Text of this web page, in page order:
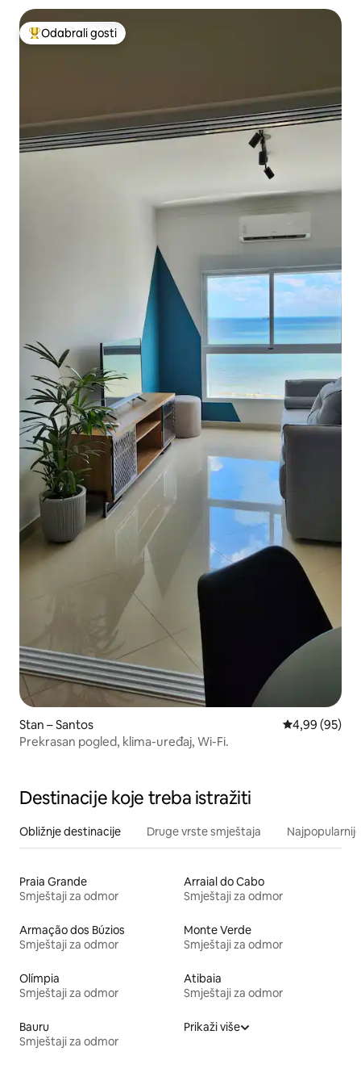
Među najviše rangiranima s oznakom „Odabrali gosti”
Odabrali gosti
Stan – Santos Prosječna
4,99 (95)
Prekrasan pogled, klima-uređaj, Wi-Fi.
Destinacije koje treba istražiti
Obližnje destinacije Druge vrste smještaja
Praia Grande
Smještaji za odmor
Arraial do Cabo
Smještaji za odmor
Armação dos Búzios
Smještaji za odmor
Monte Verde
Smještaji za odmor
Olímpia
Smještaji za odmor
Atibaia
Smještaji za odmor
Bauru
Smještaji za odmor
Prikaži više